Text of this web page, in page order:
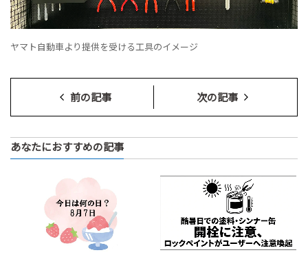
ヤマト自動車より提供を受ける工具のイメージ
前の記事 次の記事
あなたにおすすめの記事